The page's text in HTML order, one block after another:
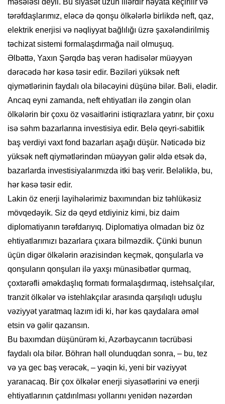
məsələsi deyil. Bu siyasət uzun illərdir həyata keçirilir və
tərəfdaşlarımız, eləcə də qonşu ölkələrlə birlikdə neft, qaz,
elektrik enerjisi və nəqliyyat bağlılığı üzrə şaxələndirilmiş
təchizat sistemi formalaşdırmağa nail olmuşuq.
Əlbəttə, Yaxın Şərqdə baş verən hadisələr müəyyən
dərəcədə hər kəsə təsir edir. Bəziləri yüksək neft
qiymətlərinin faydalı ola biləcəyini düşünə bilər. Bəli, elədir.
Ancaq eyni zamanda, neft ehtiyatları ilə zəngin olan
ölkələrin bir çoxu öz vəsaitlərini istiqrazlara yatırır, bir çoxu
isə səhm bazarlarına investisiya edir. Belə qeyri-sabitlik
baş verdiyi vaxt fond bazarları aşağı düşür. Nəticədə biz
yüksək neft qiymətlərindən müəyyən gəlir əldə etsək də,
bazarlarda investisiyalarımızda itki baş verir. Beləliklə, bu,
hər kəsə təsir edir.
Lakin öz enerji layihələrimiz baxımından biz təhlükəsiz
mövqedəyik. Siz də qeyd etdiyiniz kimi, biz daim
diplomatiyanın tərəfdarıyıq. Diplomatiya olmadan biz öz
ehtiyatlarımızı bazarlara çıxara bilməzdik. Çünki bunun
üçün digər ölkələrin ərazisindən keçmək, qonşularla və
qonşuların qonşuları ilə yaxşı münasibətlər qurmaq,
çoxtərəfli əməkdaşlıq formatı formalaşdırmaq, istehsalçılar,
tranzit ölkələr və istehlakçılar arasında qarşılıqlı uduşlu
vəziyyət yaratmaq lazım idi ki, hər kəs qaydalara əməl
etsin və gəlir qazansın.
Bu baxımdan düşünürəm ki, Azərbaycanın təcrübəsi
faydalı ola bilər. Böhran həll olunduqdan sonra, – bu, tez
və ya gec baş verəcək, – yəqin ki, yeni bir vəziyyət
yaranacaq. Bir çox ölkələr enerji siyasətlərini və enerji
ehtiyatlarının çatdırılması yollarını yenidən nəzərdən